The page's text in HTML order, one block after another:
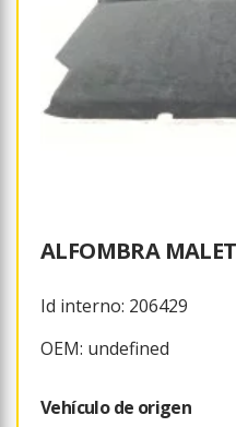
ALFOMBRA
Id interno: 206429
OEM: undefined
Vehículo de origen